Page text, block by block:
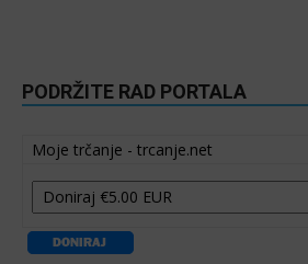
PODRŽITE RAD PORTALA
Moje trčanje - trcanje.net